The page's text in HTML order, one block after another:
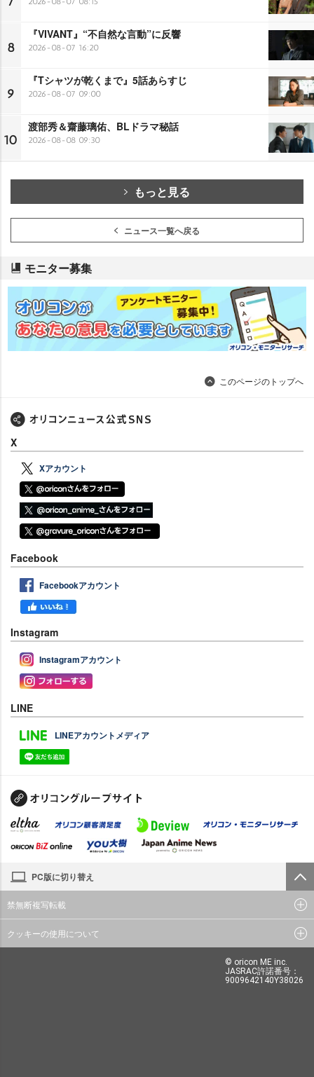
8
『VIVANT』“不自然な言動”に反響
2026-08-07 16:20
9
『Tシャツが乾くまで』5話あらすじ
2026-08-07 09:00
10
渡部秀＆齋藤璃佑、BLドラマ秘話
2026-08-08 09:30
もっと見る
ニュース一覧へ戻る
モニター募集
このページのトップへ
X
Xアカウント
Facebook
Facebookアカウント
Instagram
Instagramアカウント
LINE
LINEアカウントメディア
PC版に切り替え
禁無断複写転載
クッキーの使用について
© oricon ME inc.
JASRAC許諾番号：
9009642140Y38026